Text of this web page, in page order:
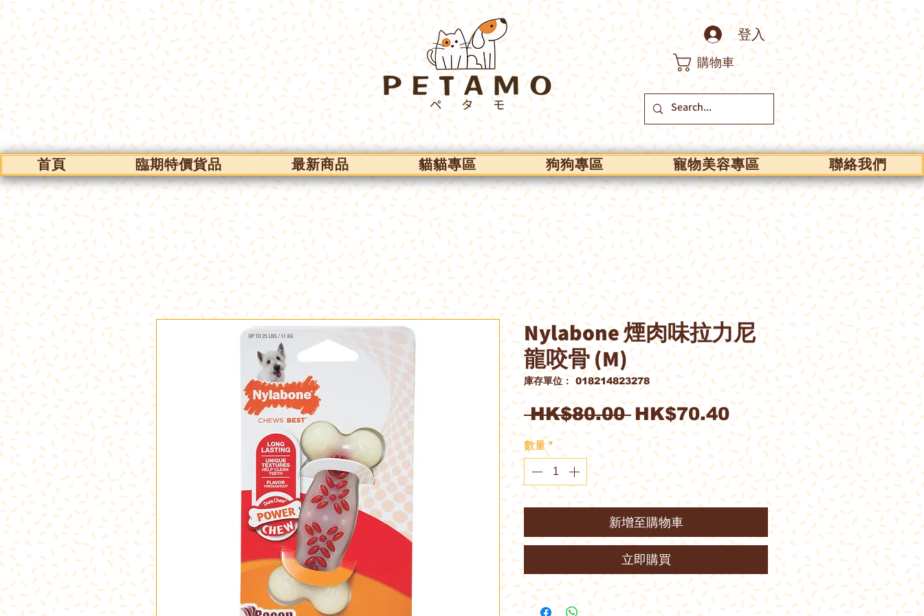
登入
購物車
首頁 臨期特價貨品 最新商品 貓貓專區 狗狗專區 寵物美容專區 聯絡我們
Nylabone 煙肉味拉力尼
龍咬骨 (M)
庫存單位： 018214823278
HK$80.00 一
般
價
格
HK$70.40促
銷
價
格
數量 *
新增至購物車
立即購買